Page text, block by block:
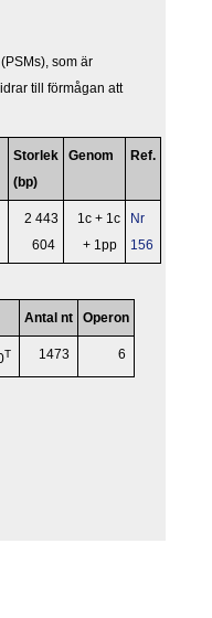
som är
till förmågan att
Storlek
(bp)
Genom Ref.
2 443
604
1c + 1c
+ 1pp
Nr
156
Antal nt Operon
T 1473 6